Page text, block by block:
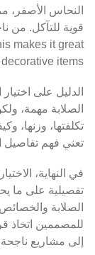
النحاس الأصفر،
makes it great
items.
الدليل على
الصلابة مهمة،
تكلفتها، وزنها،
تعني فهم تفاصيل
في النهاية،
تفصيلية على ما
الصلابة
للمصممين اتخاذ
إلى مشاريع ناجحة.